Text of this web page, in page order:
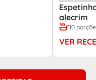
alecrim
10
VER